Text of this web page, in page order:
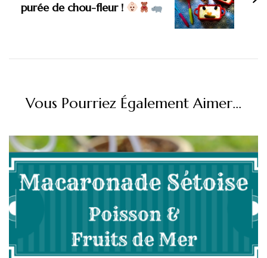
purée de chou-fleur !
Vous Pourriez Également Aimer...